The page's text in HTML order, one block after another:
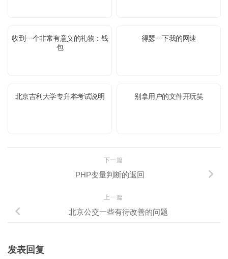
收到一个非常有意义的礼物：钱
包
得瑟一下我的网速
北京吉利大学专升本考试说明 别拿用户的文件开玩笑
下一篇
PHP变量判断的返回
上一篇
北京公交一些有待改善的问题
发表回复